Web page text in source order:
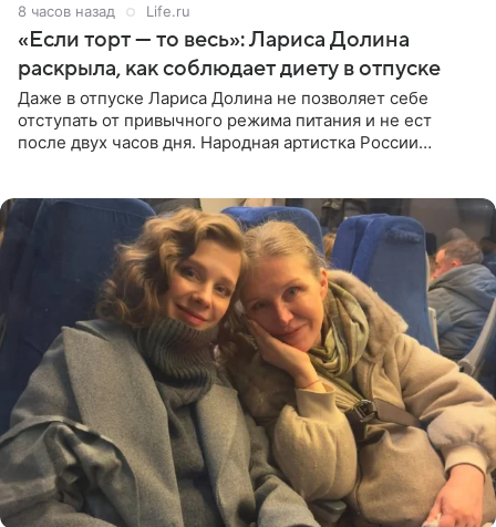
8 часов назад Life.ru
«Если торт — то весь»: Лариса Долина
раскрыла, как соблюдает диету в отпуске
Даже в отпуске Лариса Долина не позволяет себе
отступать от привычного режима питания и не ест
после двух часов дня. Народная артистка России